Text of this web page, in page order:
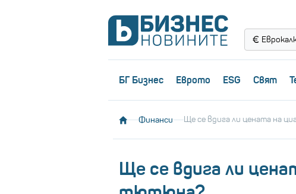
БГ Бизнес Еврото ESG Свят
Финанси Ще се вдига ли цената на
Ще се вдига ли